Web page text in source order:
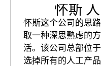
怀斯
怀斯这个公司的思
取一种深思熟虑的
活。该公司总部位
选掉所有的人工产